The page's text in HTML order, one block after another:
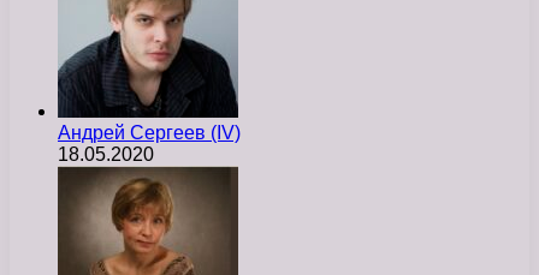
Андрей Сергеев (IV)
18.05.2020